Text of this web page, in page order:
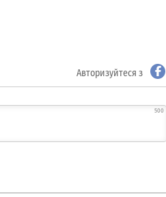
Авторизуйтеся з
500